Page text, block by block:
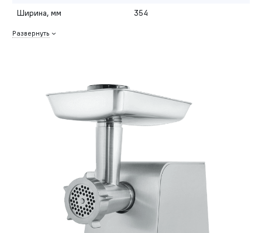
Ширина, мм
354
Развернуть